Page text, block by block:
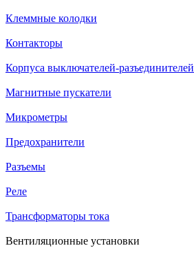
Клеммные колодки
Контакторы
Корпуса выключателей-разъединителей
Магнитные пускатели
Микрометры
Предохранители
Разъемы
Реле
Трансформаторы тока
Вентиляционные установки